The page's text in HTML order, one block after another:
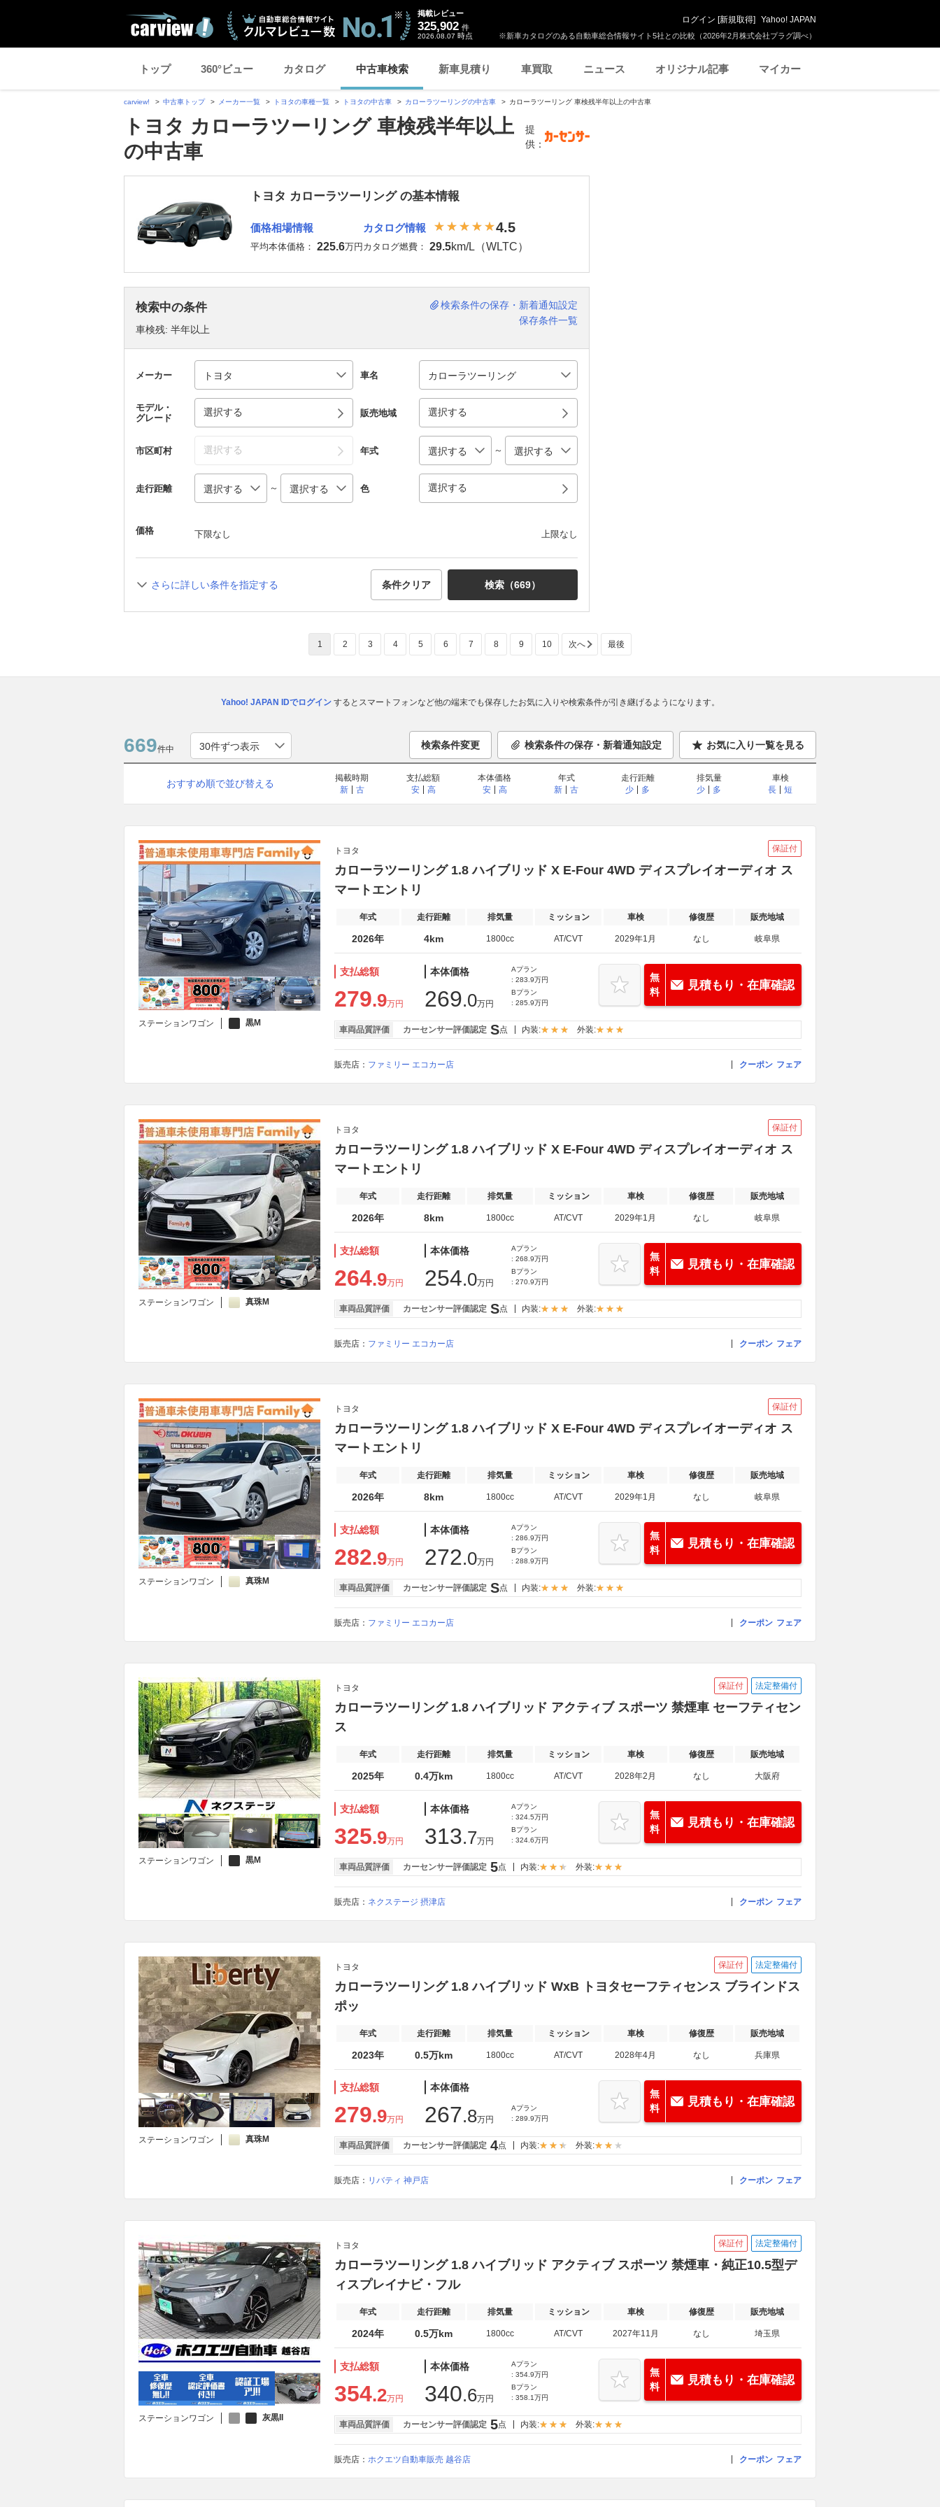
※新車カタログのある自動車総合情報サイト5社との比較（2026年2月株式会社プラグ調べ）
掲載レビュー
325,902 件
2026.08.07 時点
ログイン [新規取得] Yahoo! JAPAN
トップ 360°ビュー カタログ 中古車検索 新車見積り 車買取 ニュース オリジナル記事 マイカー
carview! 中古車トップ メーカー一覧 トヨタの車種一覧 トヨタの中古車 カローラツーリングの中古車 カローラツーリング 車検残半年以上の中古車
トヨタ カローラツーリング 車検残半年以上
の中古車
提
供：
トヨタ カローラツーリング の基本情報
価格相場情報
平均本体価格： 225.6万円
カタログ情報 4.5
カタログ燃費： 29.5km/L（WLTC）
検索中の条件
車検残: 半年以上
検索条件の保存・新着通知設定
保存条件一覧
メーカー 車名
モデル・
グレード
選択する 販売地域 選択する
市区町村 選択する 年式 ～
走行距離 ～ 色 選択する
価格 下限なし 上限なし
さらに詳しい条件を指定する 条件クリア 検索（669）
1 2 3 4 5 6 7 8 9 10 次へ 最後
Yahoo! JAPAN IDでログインするとスマートフォンなど他の端末でも保存したお気に入りや検索条件が引き継げるようになります。
669件中 検索条件変更 検索条件の保存・新着通知設定 お気に入り一覧を見る
おすすめ順で並び替える
掲載時期
新
古
支払総額
安
高
本体価格
安
高
年式
新
古
走行距離
少
多
排気量
少
多
車検
長
短
ステーションワゴン 黒M
トヨタ 保証付
カローラツーリング 1.8 ハイブリッド X E-Four 4WD ディスプレイオーディオ ス
マートエントリ
年式 走行距離 排気量 ミッション 車検 修復歴 販売地域
2026年 4km 1800cc AT/CVT 2029年1月 なし 岐阜県
支払総額
279.9万円
本体価格
269.0万円
Aプラン
: 283.9万円
Bプラン
: 285.9万円
無
料
見積もり・在庫確認
車両品質評価 カーセンサー評価認定 S点 内装: 外装:
販売店： ファミリー エコカー店 クーポン フェア
ステーションワゴン 真珠M
トヨタ 保証付
カローラツーリング 1.8 ハイブリッド X E-Four 4WD ディスプレイオーディオ ス
マートエントリ
年式 走行距離 排気量 ミッション 車検 修復歴 販売地域
2026年 8km 1800cc AT/CVT 2029年1月 なし 岐阜県
支払総額
264.9万円
本体価格
254.0万円
Aプラン
: 268.9万円
Bプラン
: 270.9万円
無
料
見積もり・在庫確認
車両品質評価 カーセンサー評価認定 S点 内装: 外装:
販売店： ファミリー エコカー店 クーポン フェア
ステーションワゴン 真珠M
トヨタ 保証付
カローラツーリング 1.8 ハイブリッド X E-Four 4WD ディスプレイオーディオ ス
マートエントリ
年式 走行距離 排気量 ミッション 車検 修復歴 販売地域
2026年 8km 1800cc AT/CVT 2029年1月 なし 岐阜県
支払総額
282.9万円
本体価格
272.0万円
Aプラン
: 286.9万円
Bプラン
: 288.9万円
無
料
見積もり・在庫確認
車両品質評価 カーセンサー評価認定 S点 内装: 外装:
販売店： ファミリー エコカー店 クーポン フェア
ステーションワゴン 黒M
トヨタ 保証付 法定整備付
カローラツーリング 1.8 ハイブリッド アクティブ スポーツ 禁煙車 セーフティセン
ス
年式 走行距離 排気量 ミッション 車検 修復歴 販売地域
2025年 0.4万km 1800cc AT/CVT 2028年2月 なし 大阪府
支払総額
325.9万円
本体価格
313.7万円
Aプラン
: 324.5万円
Bプラン
: 324.6万円
無
料
見積もり・在庫確認
車両品質評価 カーセンサー評価認定 5点 内装: 外装:
販売店： ネクステージ 摂津店 クーポン フェア
ステーションワゴン 真珠M
トヨタ 保証付 法定整備付
カローラツーリング 1.8 ハイブリッド WxB トヨタセーフティセンス ブラインドス
ポッ
年式 走行距離 排気量 ミッション 車検 修復歴 販売地域
2023年 0.5万km 1800cc AT/CVT 2028年4月 なし 兵庫県
支払総額
279.9万円
本体価格
267.8万円
Aプラン
: 289.9万円
無
料
見積もり・在庫確認
車両品質評価 カーセンサー評価認定 4点 内装: 外装:
販売店： リバティ 神戸店 クーポン フェア
ステーションワゴン 灰黒II
トヨタ 保証付 法定整備付
カローラツーリング 1.8 ハイブリッド アクティブ スポーツ 禁煙車・純正10.5型デ
ィスプレイナビ・フル
年式 走行距離 排気量 ミッション 車検 修復歴 販売地域
2024年 0.5万km 1800cc AT/CVT 2027年11月 なし 埼玉県
支払総額
354.2万円
本体価格
340.6万円
Aプラン
: 354.9万円
Bプラン
: 358.1万円
無
料
見積もり・在庫確認
車両品質評価 カーセンサー評価認定 5点 内装: 外装:
販売店： ホクエツ自動車販売 越谷店 クーポン フェア